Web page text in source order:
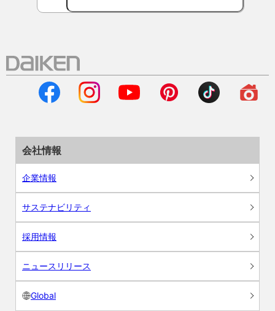
会社情報
企業情報
サステナビリティ
採用情報
ニュースリリース
Global